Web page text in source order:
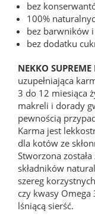
bez
100%
bez barwników
bez dodatku
NEKKO
uzupełniająca
3 do 12 miesiąca
makreli i dorady
pewnością
Karma jest
dla kotów ze
Stworzona
składników
szereg
czy kwasy
lśniącą sierść.